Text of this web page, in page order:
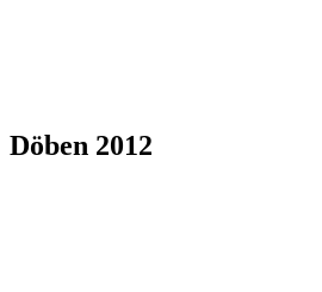
Döben 2012